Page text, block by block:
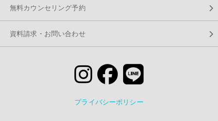
無料カウンセリング予約
資料請求・お問い合わせ
プライバシーポリシー